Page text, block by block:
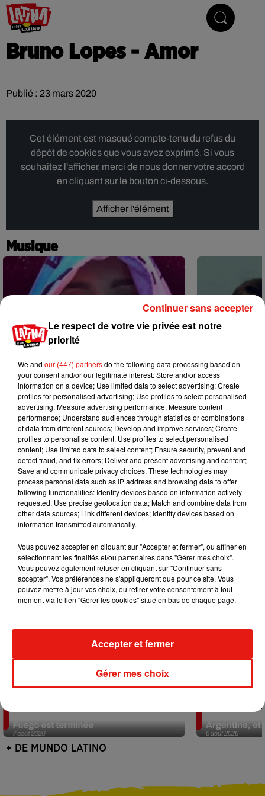
Bruno Lopes - Amor
Publié : 23 mars 2020
Cet élément est masqué compte-tenu du refus du
dépôt de cookies que vous avez exprimé. Si vous
souhaitez l'afficher, merci de nous donner votre accord
en cliquant sur le bouton ci-dessous.
Afficher l'élément
Musique
6 août 2026
Karol G dévoile la tracklist de son
nouvel album… avec des invités...
5 août 2026
Benny
Becky G sur
+ DE MUSIQUE
Mundo Latino
7 août 2026
Guatemala : l'éruption du volcan de
Fuego est terminée
6 août 2026
Le fourmilier
Argentine, et
+ DE MUNDO LATINO
Le respect de votre vie privée est notre
priorité
We and our (447) partnersdo the following data processing based on
your consent and/or our legitimate interest: Store and/or access
information on a device; Use limited data to select advertising; Create
profiles for personalised advertising; Use profiles to select personalised
advertising; Measure advertising performance; Measure content
performance; Understand audiences through statistics or combinations
of data from different sources; Develop and improve services; Create
profiles to personalise content; Use profiles to select personalised
content; Use limited data to select content; Ensure security, prevent and
detect fraud, and fix errors; Deliver and present advertising and content;
Save and communicate privacy choices. These technologies may
process personal data such as IP address and browsing data to offer
following functionalities: Identify devices based on information actively
requested; Use precise geolocation data; Match and combine data from
other data sources; Link different devices; Identify devices based on
information transmitted automatically.
Vous pouvez accepter en cliquant sur "Accepter et fermer", ou affiner en
sélectionnant les finalités et/ou partenaires dans "Gérer mes choix".
Vous pouvez également refuser en cliquant sur "Continuer sans
accepter". Vos préférences ne s'appliqueront que pour ce site. Vous
pouvez mettre à jour vos choix, ou retirer votre consentement à tout
moment via le lien "Gérer les cookies" situé en bas de chaque page.
Gérer mes choix
Accepter et fermer
Continuer sans accepter